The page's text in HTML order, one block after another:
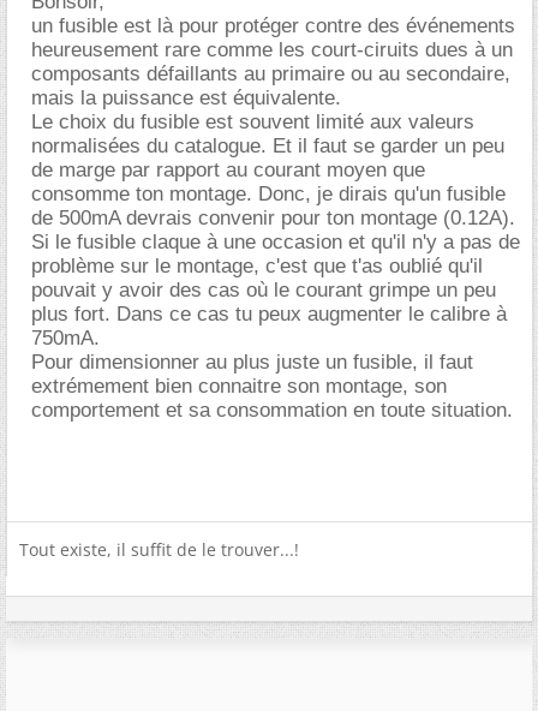
un fusible est là pour protéger contre des événements
heureusement rare comme les court-ciruits dues à un
composants défaillants au primaire ou au secondaire,
mais la puissance est équivalente.
Le choix du fusible est souvent limité aux valeurs
normalisées du catalogue. Et il faut se garder un peu
de marge par rapport au courant moyen que
consomme ton montage. Donc, je dirais qu'un fusible
de 500mA devrais convenir pour ton montage (0.12A).
Si le fusible claque à une occasion et qu'il n'y a pas de
problème sur le montage, c'est que t'as oublié qu'il
pouvait y avoir des cas où le courant grimpe un peu
plus fort. Dans ce cas tu peux augmenter le calibre à
750mA.
Pour dimensionner au plus juste un fusible, il faut
extrémement bien connaitre son montage, son
comportement et sa consommation en toute situation.
Tout existe, il suffit de le trouver...!